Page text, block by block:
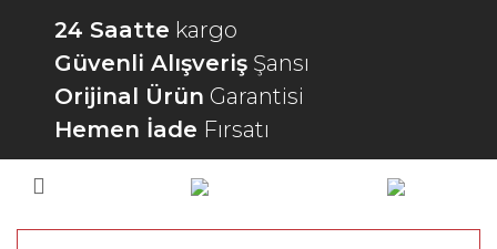
24 Saatte kargo
Güvenli Alışveriş Şansı
Orijinal Ürün Garantisi
Hemen İade Fırsatı